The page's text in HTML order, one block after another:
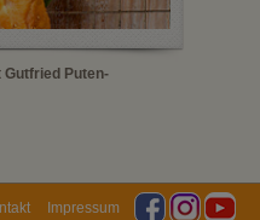
Puten-
Impressum